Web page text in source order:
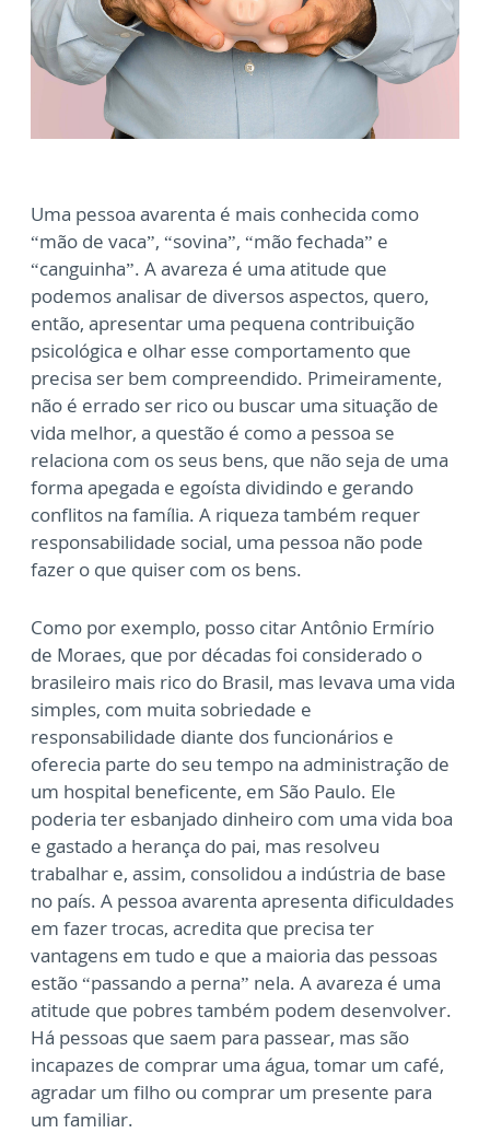
Uma pessoa avarenta é mais conhecida como
“mão de vaca”, “sovina”, “mão fechada” e
“canguinha”. A avareza é uma atitude que
podemos analisar de diversos aspectos, quero,
então, apresentar uma pequena contribuição
psicológica e olhar esse comportamento que
precisa ser bem compreendido. Primeiramente,
não é errado ser rico ou buscar uma situação de
vida melhor, a questão é como a pessoa se
relaciona com os seus bens, que não seja de uma
forma apegada e egoísta dividindo e gerando
conflitos na família. A riqueza também requer
responsabilidade social, uma pessoa não pode
fazer o que quiser com os bens.
Como por exemplo, posso citar Antônio Ermírio
de Moraes, que por décadas foi considerado o
brasileiro mais rico do Brasil, mas levava uma vida
simples, com muita sobriedade e
responsabilidade diante dos funcionários e
oferecia parte do seu tempo na administração de
um hospital beneficente, em São Paulo. Ele
poderia ter esbanjado dinheiro com uma vida boa
e gastado a herança do pai, mas resolveu
trabalhar e, assim, consolidou a indústria de base
no país. A pessoa avarenta apresenta dificuldades
em fazer trocas, acredita que precisa ter
vantagens em tudo e que a maioria das pessoas
estão “passando a perna” nela. A avareza é uma
atitude que pobres também podem desenvolver.
Há pessoas que saem para passear, mas são
incapazes de comprar uma água, tomar um café,
agradar um filho ou comprar um presente para
um familiar.